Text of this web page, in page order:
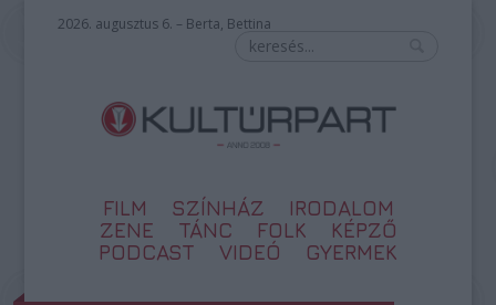
2026. augusztus 6. – Berta, Bettina
FILM SZÍNHÁZ
IRODALOM
ZENE
TÁNC FOLK
KÉPZŐ
PODCAST
VIDEÓ GYERMEK